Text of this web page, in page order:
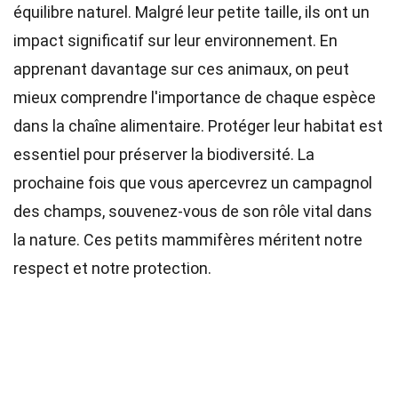
équilibre naturel. Malgré leur petite taille, ils ont un
impact significatif sur leur environnement. En
apprenant davantage sur ces animaux, on peut
mieux comprendre l'importance de chaque espèce
dans la chaîne alimentaire. Protéger leur habitat est
essentiel pour préserver la biodiversité. La
prochaine fois que vous apercevrez un campagnol
des champs, souvenez-vous de son rôle vital dans
la nature. Ces petits mammifères méritent notre
respect et notre protection.